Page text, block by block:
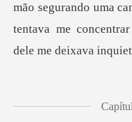
mão segurand